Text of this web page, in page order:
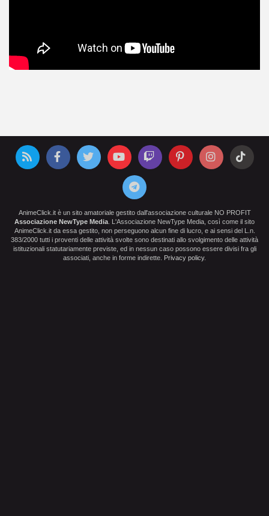
AnimeClick.it è un sito amatoriale gestito dall'associazione culturale NO PROFIT
Associazione NewType Media . L'Associazione NewType Media, così come il sito
AnimeClick.it da essa gestito, non perseguono alcun fine di lucro, e ai sensi del L.n.
383/2000 tutti i proventi delle attività svolte sono destinati allo svolgimento delle attività
istituzionali statutariamente previste, ed in nessun caso possono essere divisi fra gli
associati, anche in forme indirette. Privacy policy.